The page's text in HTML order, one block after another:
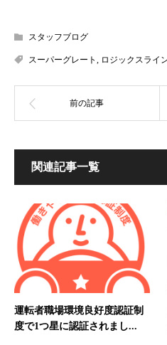
スタッフブログ
スーパーグレート , ロジックスライ
関連記事一覧
運転者職場環境良好度認証制
度で1つ星に認証されまし...